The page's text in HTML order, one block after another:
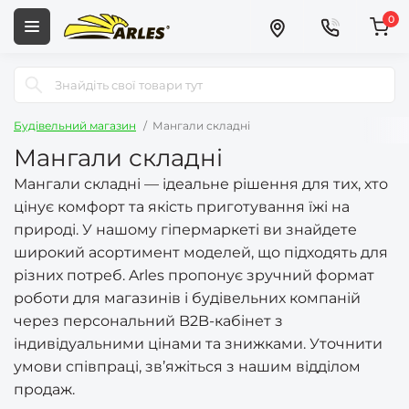
0
Будівельний магазин Мангали складні
Мангали складні
Мангали складні — ідеальне рішення для тих, хто
цінує комфорт та якість приготування їжі на
природі. У нашому гіпермаркеті ви знайдете
широкий асортимент моделей, що підходять для
різних потреб. Arles пропонує зручний формат
роботи для магазинів і будівельних компаній
через персональний B2B-кабінет з
індивідуальними цінами та знижками. Уточнити
умови співпраці, зв’яжіться з нашим відділом
продаж.